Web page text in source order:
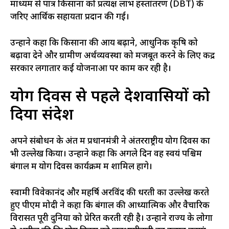
माध्यम से पात्र किसानों को प्रत्यक्ष लाभ हस्तांतरण (DBT) के
जरिए आर्थिक सहायता प्रदान की गई।
उन्होंने कहा कि किसानों की आय बढ़ाने, आधुनिक कृषि को
बढ़ावा देने और ग्रामीण अर्थव्यवस्था को मजबूत करने के लिए केंद्र
सरकार लगातार कई योजनाओं पर काम कर रही है।
योग दिवस से पहले देशवासियों को
दिया संदेश
अपने संबोधन के अंत में प्रधानमंत्री ने अंतरराष्ट्रीय योग दिवस का
भी उल्लेख किया। उन्होंने कहा कि अगले दिन वह स्वयं पश्चिम
बंगाल में योग दिवस कार्यक्रम में शामिल होंगे।
स्वामी विवेकानंद और महर्षि अरविंद की धरती का उल्लेख करते
हुए पीएम मोदी ने कहा कि बंगाल की आध्यात्मिक और वैचारिक
विरासत पूरी दुनिया को प्रेरित करती रही है। उन्होंने राज्य के लोगों